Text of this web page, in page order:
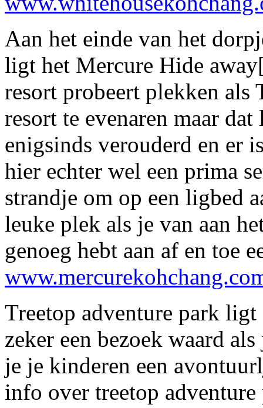
Aan het einde van het
ligt het Mercure Hide
resort probeert plekken als
resort te evenaren maar
enigsinds verouderd en er
hier echter wel een prima
strandje om op een ligbed
leuke plek als je van aan
genoeg hebt aan af en toe
Treetop adventure park
zeker een bezoek waard
je je kinderen een
info over treetop